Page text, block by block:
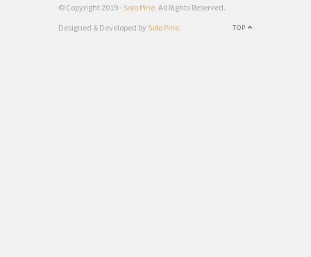
© Copyright 2019 - Solo Pine. All Rights Reserved.
TOP
Designed & Developed by Solo Pine.